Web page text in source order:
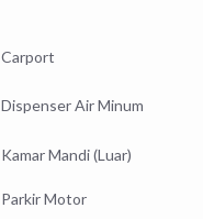
Carport
Dispenser Air Minum
Kamar Mandi (Luar)
Parkir Motor